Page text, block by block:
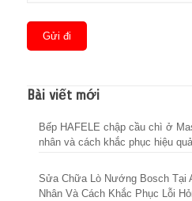
Bài viết mới
Bếp HAFELE chập cầu chì ở
nhân và cách khắc phục hiệu quả
Sửa Chữa Lò Nướng Bosch Tại
Nhân Và Cách Khắc Phục Lỗi